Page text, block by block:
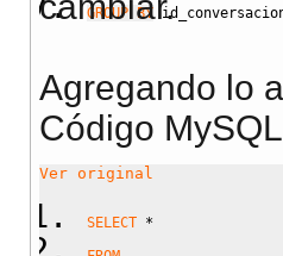
GROUP BY
Agregando lo
Código
Ver original
SELECT *